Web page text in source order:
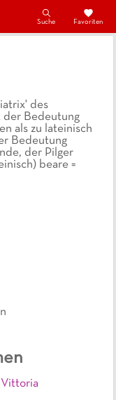
Suche Favoriten
des
der Bedeutung
als zu lateinisch
Bedeutung
der Pilger
beare =
Vittoria